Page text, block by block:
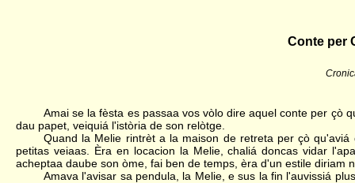
Conte per
Amai se la fèsta es passaa vos vòlo dire aquel conte per çò
dau papet, veiquiá l'istòria de son relòtge.
Quand la Melie rintrèt a la maison de retreta per çò
petitas veiaas. Èra en locacion la Melie, chaliá doncas vidar
acheptaa daube son òme, fai ben de temps, èra d'un estile diriam
Amava l'avisar sa pendula, la Melie, e sus la fin l'auvissiá